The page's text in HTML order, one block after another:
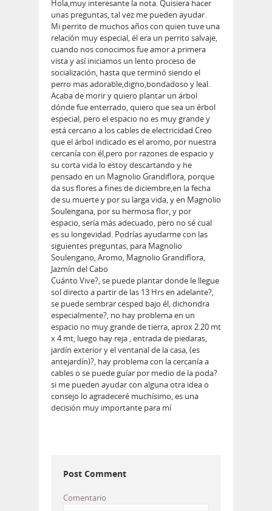
Hola,muy interesante la nota. Quisiera hacer
unas preguntas, tal vez me pueden ayudar.
Mi perrito de muchos años con quien tuve una
relación muy especial, él era un perrito salvaje,
cuando nos conocimos fue amor a primera
vista y así iniciamos un lento proceso de
socialización, hasta que terminó siendo el
perro mas adorable,digno,bondadoso y leal.
Acaba de morir y quiero plantar un árbol
dónde fue enterrado, quiero que sea un érbol
especial, pero el espacio no es muy grande y
está cercano a los cables de electricidad.Creo
que el árbol indicado es el aromo, por nuestra
cercanía con él,pero por razones de espacio y
su corta vida lo estoy descartando y he
pensado en un Magnolio Grandiflora, porque
da sus flores a fines de diciembre,en la fecha
de su muerte y por su larga vida, y en Magnolio
Soulengana, por su hermosa flor, y por
espacio, sería más adecuado, pero no sé cual
es su longevidad. Podrías ayudarme con las
siguientes preguntas, para Magnolio
Soulengano, Aromo, Magnolio Grandiflora,
Jazmín del Cabo
Cuánto Vive?, se puede plantar donde le llegue
sol directo a partir de las 13 Hrs en adelante?,
se puede sembrar cesped bajo él, dichondra
especialmente?, no hay problema en un
espacio no muy grande de tierra, aprox 2.20 mt
x 4 mt, luego hay reja , entrada de piedaras,
jardín exterior y el ventanal de la casa, (es
antejardín)?, hay problema con la cercanía a
cables o se puede guíar por medio de la poda?
si me pueden ayudar con alguna otra idea o
consejo lo agradeceré muchísimo, es una
decisión muy importante para mí
Post Comment
Comentario